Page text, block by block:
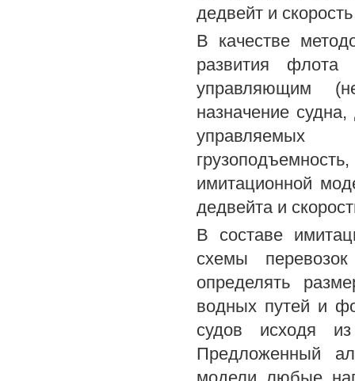
дедвейт и
В качестве
развития флота
управляющим
назначение
управляемых
имитационной
дедвейта и
В составе
схемы
определять
водных путей и
судов исходя из
Предложенный